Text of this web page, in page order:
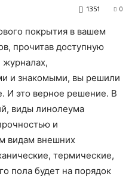
0
1351
покрытия в вашем
прочитав доступную
и знакомыми, вы решили
И это верное решение. В
виды линолеума
и
видам внешних
термические,
пола будет на порядок